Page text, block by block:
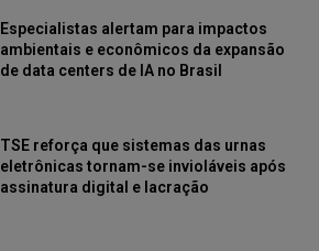
Especialistas alertam para impactos
ambientais e econômicos da expansão
de data centers de IA no Brasil
TSE reforça que sistemas das urnas
eletrônicas tornam-se invioláveis após
assinatura digital e lacração